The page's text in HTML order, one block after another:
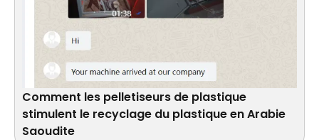
Comment les pelletiseurs de plastique
stimulent le recyclage du plastique en Arabie
Saoudite